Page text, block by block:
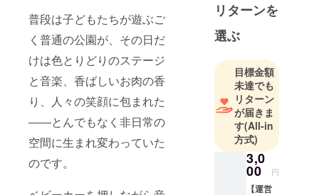
普段は子どもたちが遊ぶご
く普通の公園が、その日だ
けは色とりどりのステージ
と音楽、香ばしいお肉の香
り、人々の笑顔に包まれた
――とんでもなく非日常の
空間に生まれ変わっていた
のです。
田に新たな
風を吹かせ
ます。
民間企業
発、町田史
上最大の
フェスを
2026年10
月、シバヒ
ロにて開
リターンを
選ぶ
目標金額
未達でも
リターン
が届きま
す(All-in
方式)
3,0
00 円
【運営